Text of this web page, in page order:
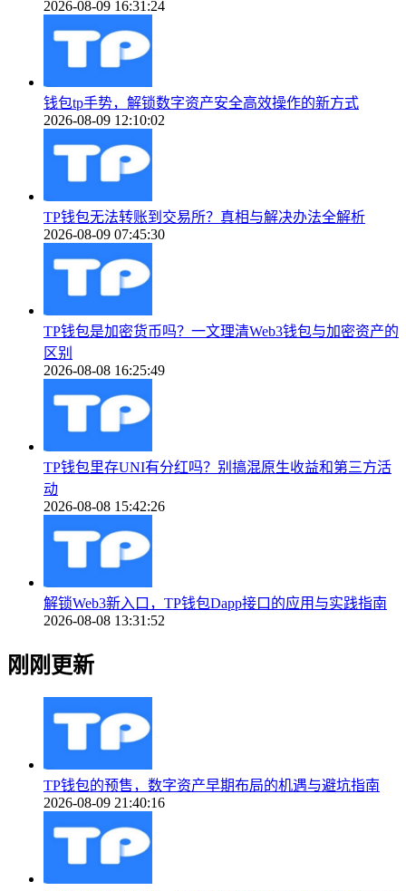
2026-08-09 16:31:24
钱包tp手势，解锁数字资产安全高效操作的新方式
2026-08-09 12:10:02
TP钱包无法转账到交易所？真相与解决办法全解析
2026-08-09 07:45:30
TP钱包是加密货币吗？一文理清Web3钱包与加密资产的
区别
2026-08-08 16:25:49
TP钱包里存UNI有分红吗？别搞混原生收益和第三方活
动
2026-08-08 15:42:26
解锁Web3新入口，TP钱包Dapp接口的应用与实践指南
2026-08-08 13:31:52
刚刚更新
TP钱包的预售，数字资产早期布局的机遇与避坑指南
2026-08-09 21:40:16